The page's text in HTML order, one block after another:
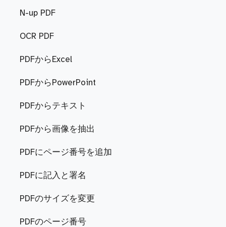
N-up PDF
OCR PDF
PDFからExcel
PDFからPowerPoint
PDFからテキスト
PDFから画像を抽出
PDFにページ番号を追加
PDFに記入と署名
PDFのサイズを変更
PDFのページ番号